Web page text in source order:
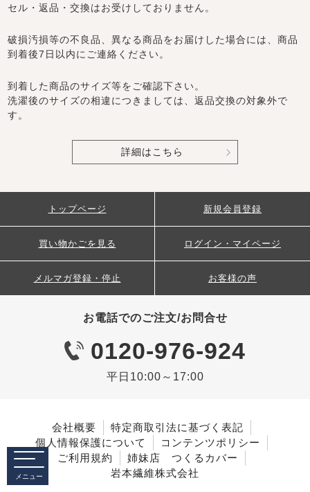
メニュー
セル・返品・交換はお受けしておりません。
破損汚損等の不良品、異なる商品をお届けした場合には、商品
到着後7日以内にご連絡ください。
到着した商品のサイズ等をご確認下さい。
洗濯後のサイズの相違につきましては、返品交換の対象外で
す。
詳細はこちら
お電話でのご注文/お問合せ
0120-976-924
平日10:00～17:00
トップページ 新規会員登録
買い物かごを見る ログイン・マイページ
メルマガ登録・停止 お客様の声
会社概要
特定商取引法に基づく表記
個人情報保護について
コンテンツポリシー
ご利用規約
姉妹店 つくるカバー
岩本繊維株式会社